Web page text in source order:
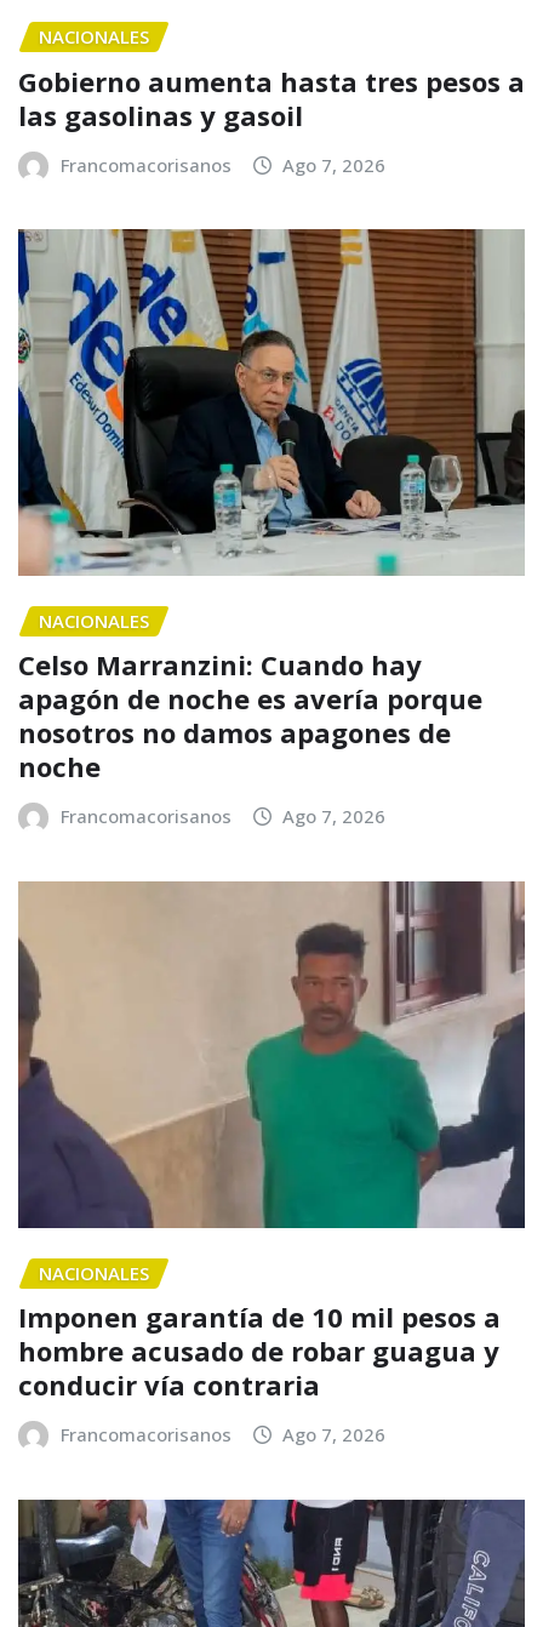
NACIONALES
Gobierno aumenta hasta tres pesos a
las gasolinas y gasoil
Francomacorisanos Ago 7, 2026
NACIONALES
Celso Marranzini: Cuando hay
apagón de noche es avería porque
nosotros no damos apagones de
noche
Francomacorisanos Ago 7, 2026
NACIONALES
Imponen garantía de 10 mil pesos a
hombre acusado de robar guagua y
conducir vía contraria
Francomacorisanos Ago 7, 2026